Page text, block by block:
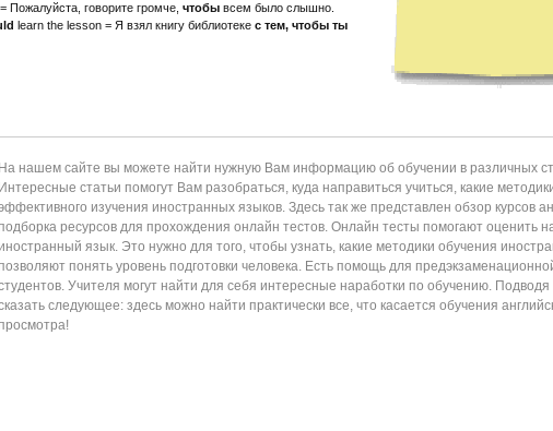
Пожалуйста, говорите громче, чтобы всем было слышно.
learn the lesson = Я взял книгу библиотеке с тем, чтобы ты
На нашем сайте вы можете найти нужную Вам информацию об обучении в различных
Интересные статьи помогут Вам разобраться, куда направиться учиться, какие
изучения иностранных языков. Здесь так же представлен обзор курсов
подборка ресурсов для прохождения онлайн тестов. Онлайн тесты помогают оценить
иностранный язык. Это нужно для того, чтобы узнать, какие методики обучения
позволяют понять уровень подготовки человека. Есть помощь для
Учителя могут найти для себя интересные наработки по обучению.
следующее: здесь можно найти практически все, что касается обучения
просмотра!